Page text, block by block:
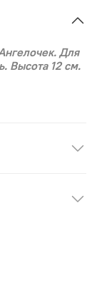
Для
Высота 12 см.